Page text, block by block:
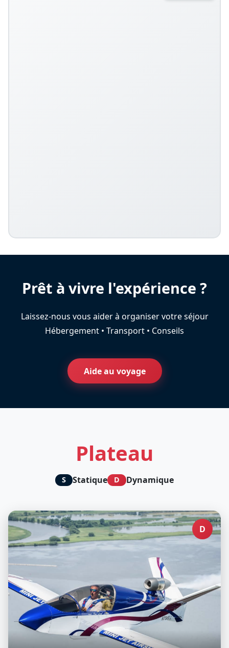
Prêt à vivre l'expérience ?
Laissez-nous vous aider à organiser votre séjour
Hébergement • Transport • Conseils
Aide au voyage
Plateau
S Statique D Dynamique
D